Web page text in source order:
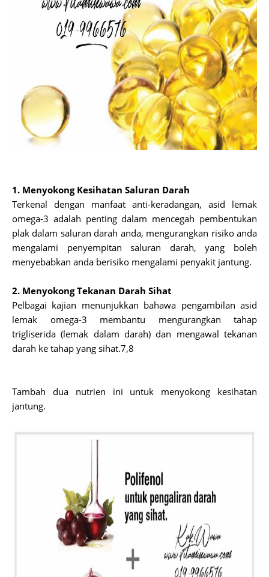
1. Menyokong Kesihatan Saluran Darah
Terkenal dengan manfaat anti-keradangan, asid lemak
omega-3 adalah penting dalam mencegah pembentukan
plak dalam saluran darah anda, mengurangkan risiko anda
mengalami penyempitan saluran darah, yang boleh
menyebabkan anda berisiko mengalami penyakit jantung.
2. Menyokong Tekanan Darah Sihat
Pelbagai kajian menunjukkan bahawa pengambilan asid
lemak omega-3 membantu mengurangkan tahap
trigliserida (lemak dalam darah) dan mengawal tekanan
darah ke tahap yang sihat.7,8
Tambah dua nutrien ini untuk menyokong kesihatan
jantung.